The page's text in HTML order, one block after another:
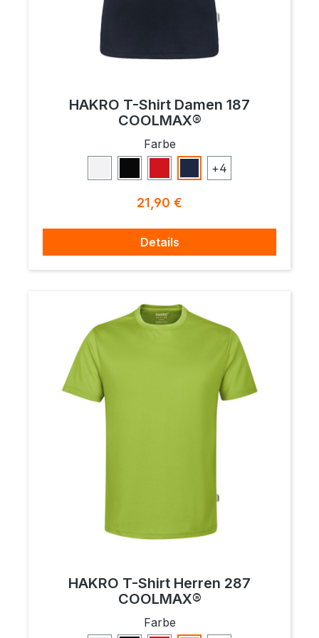
HAKRO T-Shirt Damen 187
COOLMAX®
Farbeauswählen
Weiß Schwarz
Rot Tinte
+4
Regulärer Preis:
21,90 €
Details
HAKRO T-Shirt Herren 287
COOLMAX®
Farbeauswählen